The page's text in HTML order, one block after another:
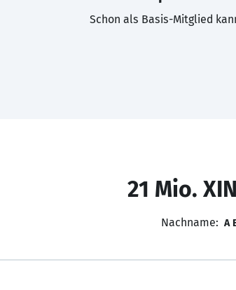
Schon als Basis-Mitglied
21 Mio.
Nachname: A